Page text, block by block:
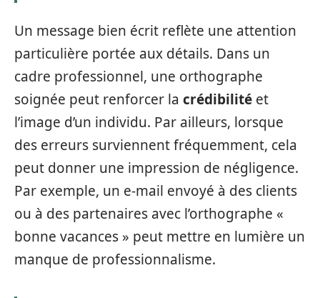
Un message bien écrit reflète une attention
particulière portée aux détails. Dans un
cadre professionnel, une orthographe
soignée peut renforcer la crédibilité et
l’image d’un individu. Par ailleurs, lorsque
des erreurs surviennent fréquemment, cela
peut donner une impression de négligence.
Par exemple, un e-mail envoyé à des clients
ou à des partenaires avec l’orthographe «
bonne vacances » peut mettre en lumière un
manque de professionnalisme.